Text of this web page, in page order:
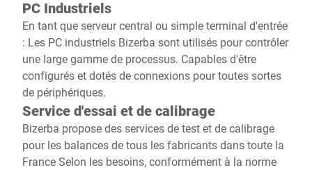
PC Industriels
En tant que serveur central ou simple terminal d'entrée
: Les PC industriels Bizerba sont utilisés pour contrôler
une large gamme de processus. Capables d'être
configurés et dotés de connexions pour toutes sortes
de périphériques.
Service d'essai et de calibrage
Bizerba propose des services de test et de calibrage
pour les balances de tous les fabricants dans toute la
France Selon les besoins, conformément à la norme